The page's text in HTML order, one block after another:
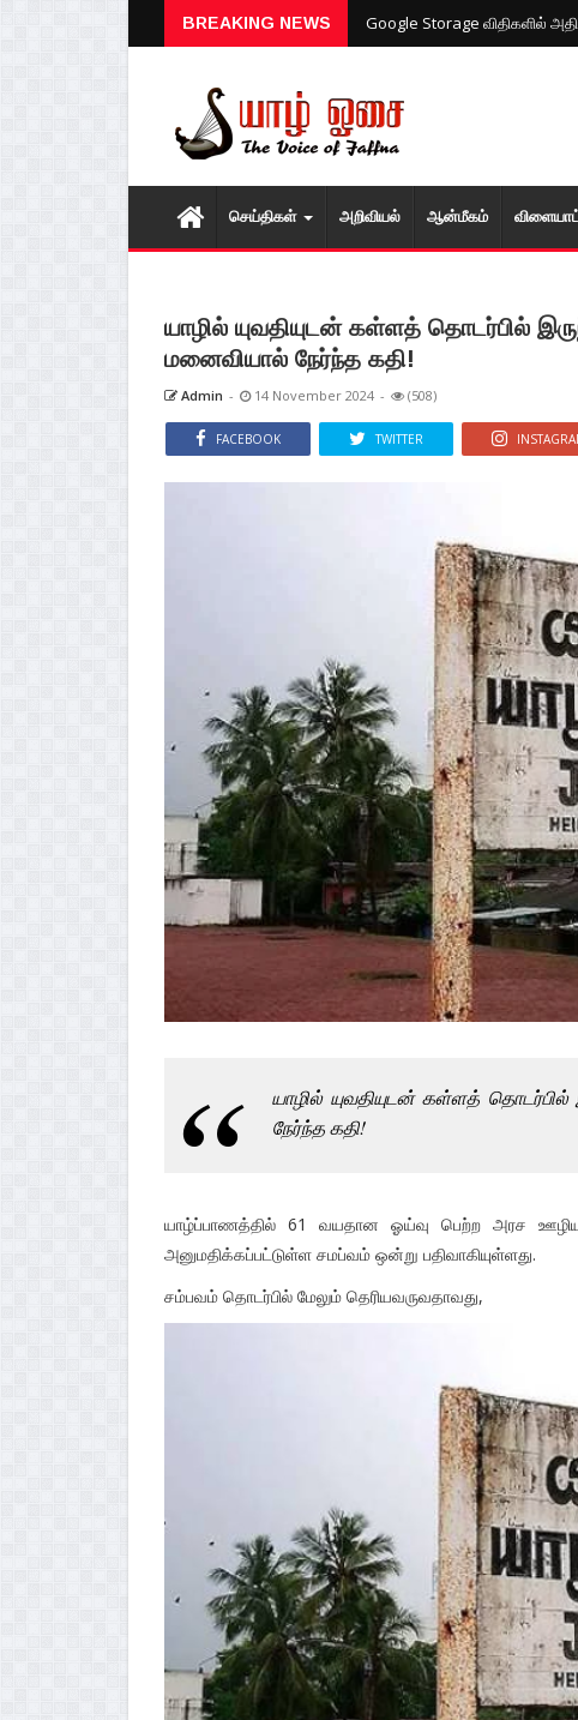
BREAKING NEWS ரஷ்யா - உக்ரைன் போரில் மீண்டும்
செய்திகள் அறிவியல் ஆன்மீகம்
யாழில் யுவதியுடன் கள்ளத் தொடர்பில்
மனைவியால் நேர்ந்த கதி!
Admin - 14 November 2024 - (508)
FACEBOOK TWITTER
யாழில் யுவதியுடன் கள்ளத்
நேர்ந்த கதி!
யாழ்ப்பாணத்தில் 61 வயதான ஓய்வு பெற்ற அரச
அனுமதிக்கப்பட்டுள்ள சமப்வம் ஒன்று பதிவாகியுள்ளது.
சம்பவம் தொடர்பில் மேலும் தெரியவருவதாவது,